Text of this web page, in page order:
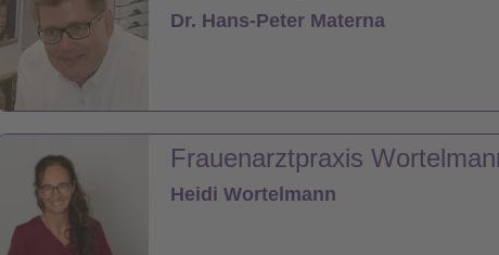
Dr. Hans-Peter Materna
Frauenarztpraxis
Heidi Wortelmann